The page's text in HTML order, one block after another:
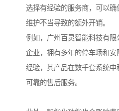
选择有经验的服务商，可以确
维护不当导致的额外开销。
例如，广州百灵智能科技有
企业，拥有多年的停车场和
经验，其产品在数千套系统
可靠的售后服务。